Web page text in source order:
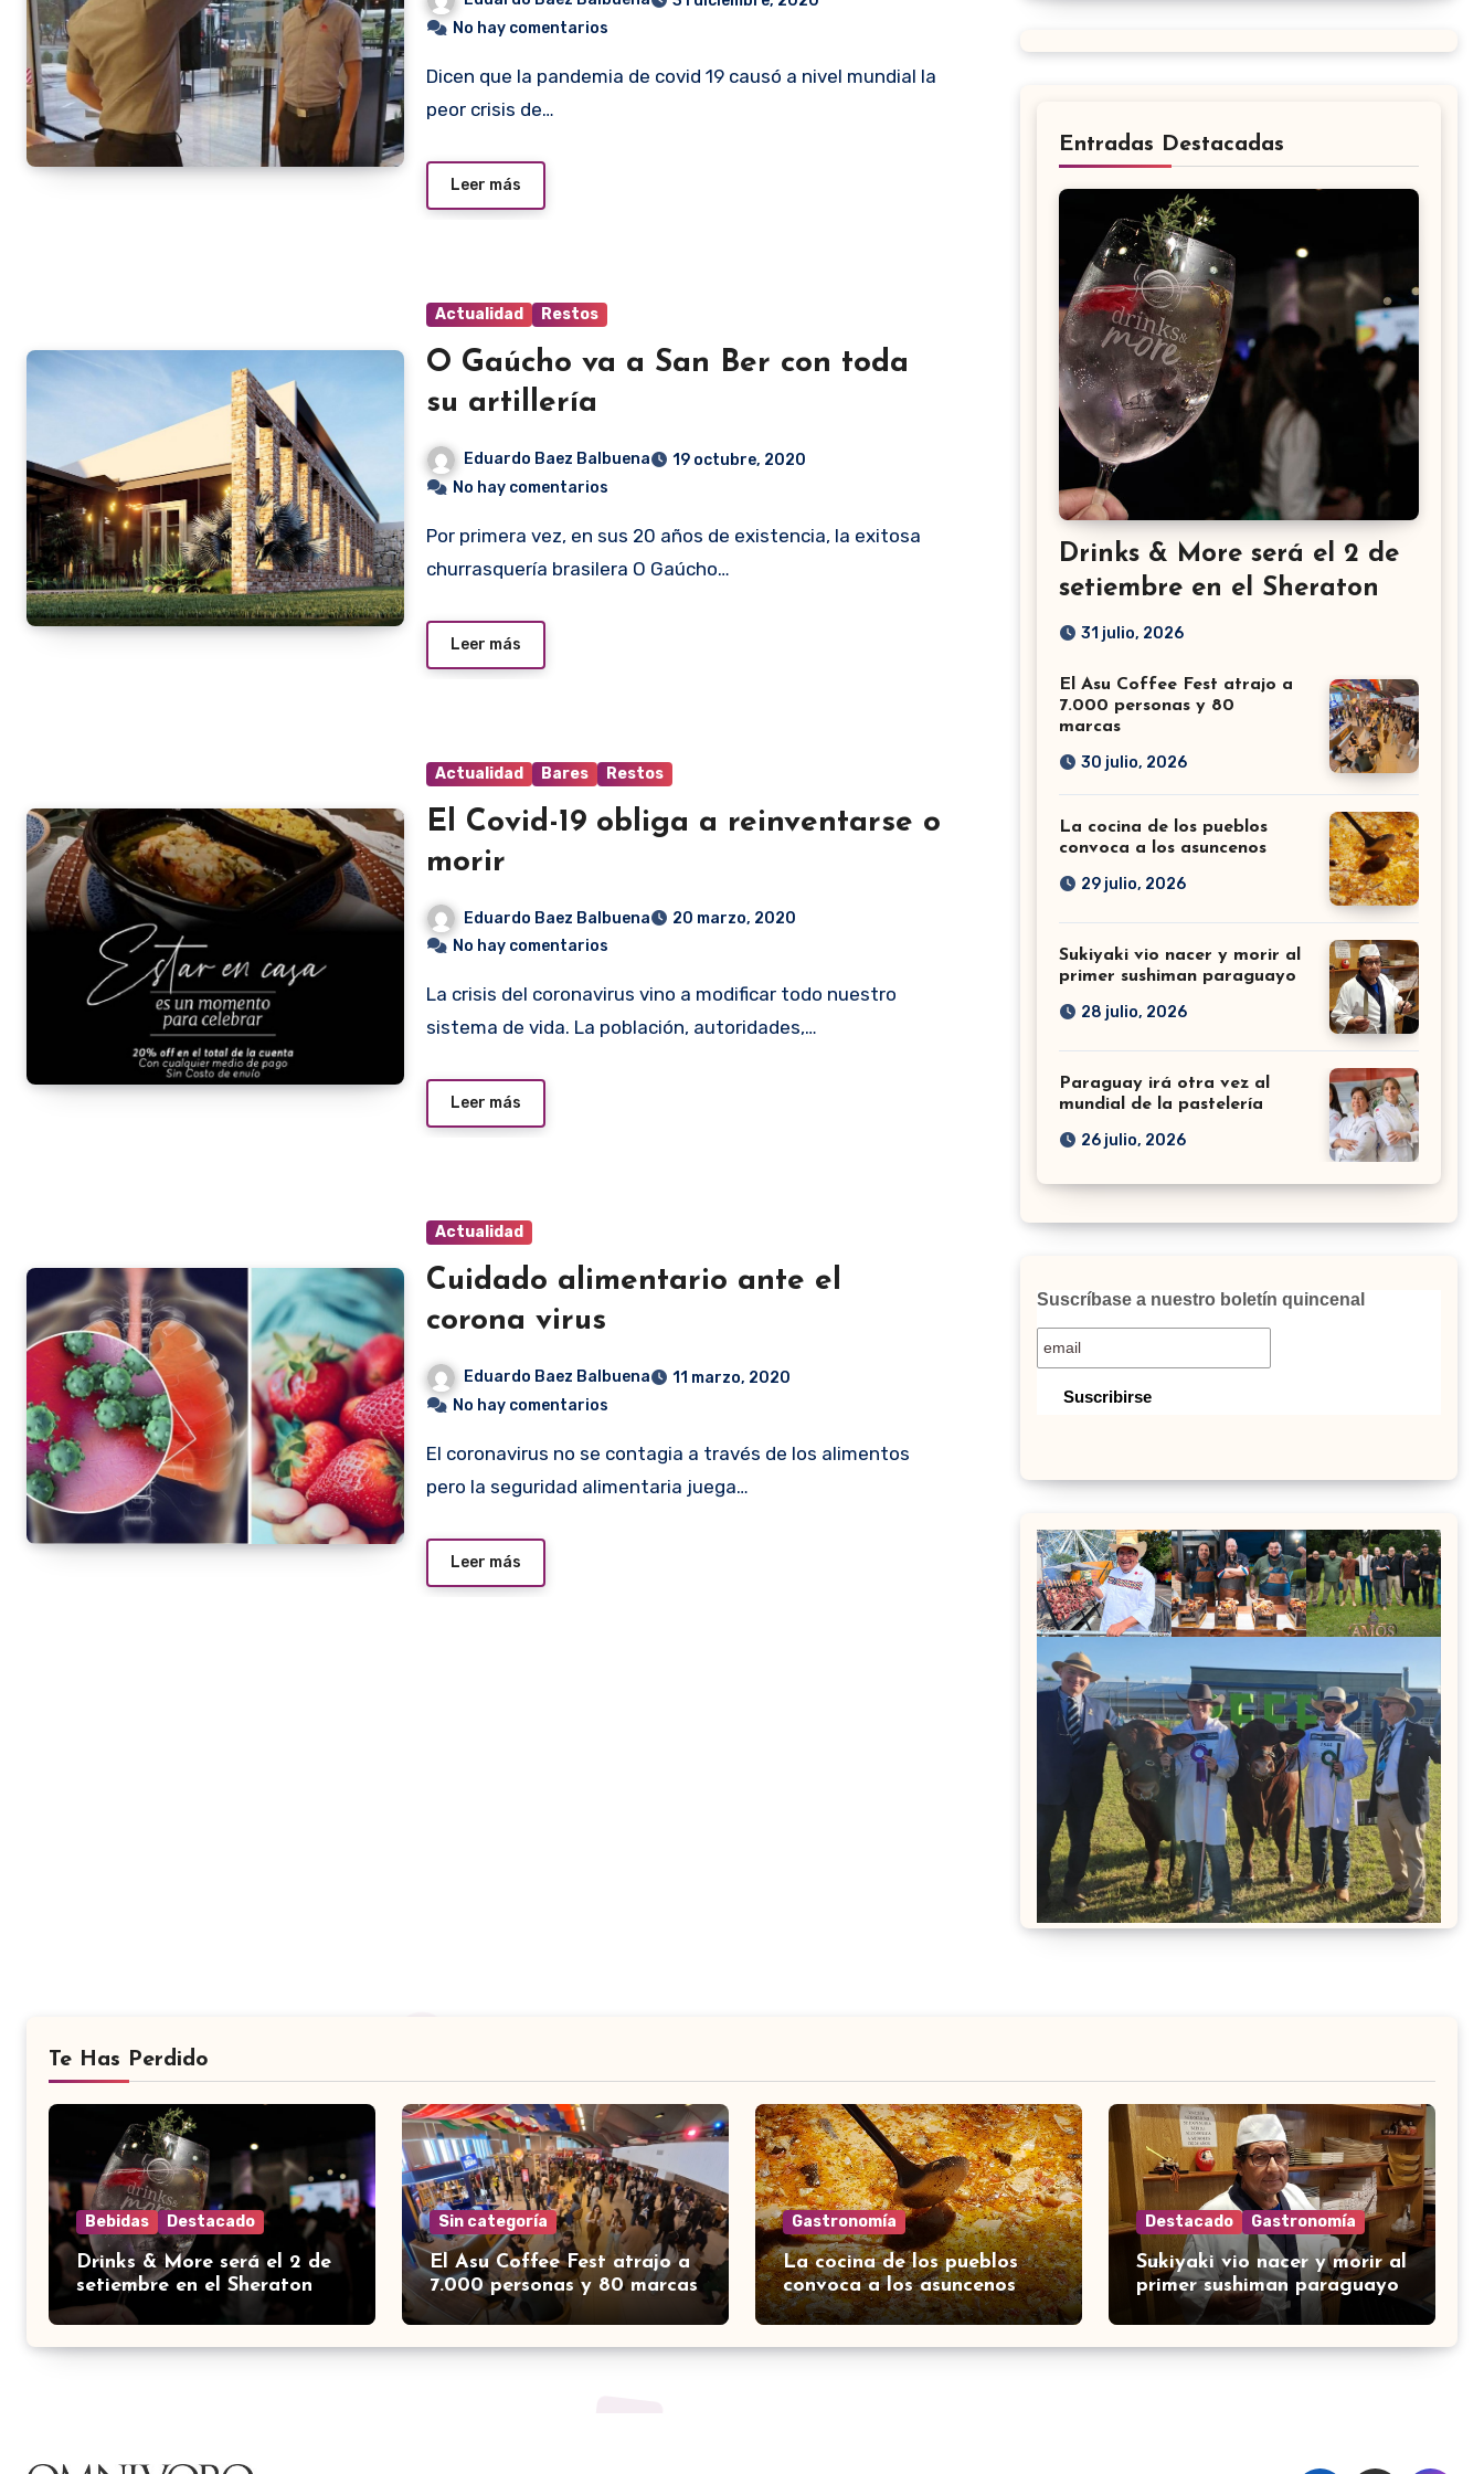
No hay comentarios
Dicen que la pandemia de covid 19 causó a nivel mundial la
peor crisis de…
Leer más
Actualidad Restos
O Gaúcho va a San Ber con toda
su artillería
Eduardo Baez Balbuena
19 octubre, 2020
No hay comentarios
Por primera vez, en sus 20 años de existencia, la exitosa
churrasquería brasilera O Gaúcho…
Leer más
Actualidad Bares Restos
El Covid-19 obliga a reinventarse o
morir
Eduardo Baez Balbuena
20 marzo, 2020
No hay comentarios
La crisis del coronavirus vino a modificar todo nuestro
sistema de vida. La población, autoridades,…
Leer más
Actualidad
Cuidado alimentario ante el
corona virus
Eduardo Baez Balbuena
11 marzo, 2020
No hay comentarios
El coronavirus no se contagia a través de los alimentos
pero la seguridad alimentaria juega…
Leer más
Entradas Destacadas
Drinks & More será el 2 de
setiembre en el Sheraton
31 julio, 2026
El Asu Coffee Fest atrajo a
7.000 personas y 80
marcas
30 julio, 2026
La cocina de los pueblos
convoca a los asuncenos
29 julio, 2026
Sukiyaki vio nacer y morir al
primer sushiman paraguayo
28 julio, 2026
Paraguay irá otra vez al
mundial de la pastelería
26 julio, 2026
Suscríbase a nuestro boletín quincenal
Te Has Perdido
Bebidas Destacado
Drinks & More será el 2 de
setiembre en el Sheraton
Sin categoría
El Asu Coffee Fest atrajo a
7.000 personas y 80 marcas
Gastronomía
La cocina de los pueblos
convoca a los asuncenos
Destacado Gastronomía
Sukiyaki vio nacer y morir al
primer sushiman paraguayo